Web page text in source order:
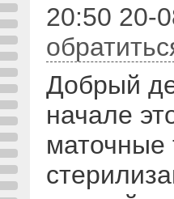
20:50 20-
Добрый
начале
маточные